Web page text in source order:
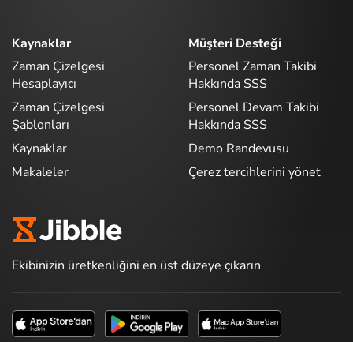
Kaynaklar
Zaman Çizelgesi
Hesaplayıcı
Zaman Çizelgesi
Şablonları
Kaynaklar
Makaleler
Müşteri Desteği
Personel Zaman Takibi
Hakkında SSS
Personel Devam Takibi
Hakkında SSS
Demo Randevusu
Çerez tercihlerini yönet
Ekibinizin üretkenliğini en üst düzeye çıkarın